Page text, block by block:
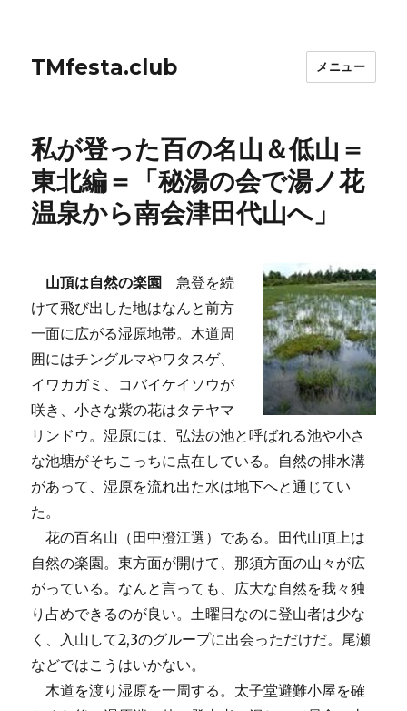
TMfesta.club メニュー
私が登った百の名山＆低山＝
東北編＝「秘湯の会で湯ノ花
温泉から南会津田代山へ」
山頂は自然の楽園
急登を続
けて飛び出した地はなんと前方
一面に広がる湿原地帯。木道周
囲にはチングルマやワタスゲ、
イワカガミ、コバイケイソウが
咲き、小さな紫の花はタテヤマ
リンドウ。湿原には、弘法の池と呼ばれる池や小さ
な池塘がそちこっちに点在している。自然の排水溝
があって、湿原を流れ出た水は地下へと通じてい
た。
花の百名山（田中澄江選）である。田代山頂上は
自然の楽園。東方面が開けて、那須方面の山々が広
がっている。なんと言っても、広大な自然を我々独
り占めできるのが良い。土曜日なのに登山者は少な
く、入山して2,3のグループに出会っただけだ。尾瀬
などではこうはいかない。
木道を渡り湿原を一周する。太子堂避難小屋を確